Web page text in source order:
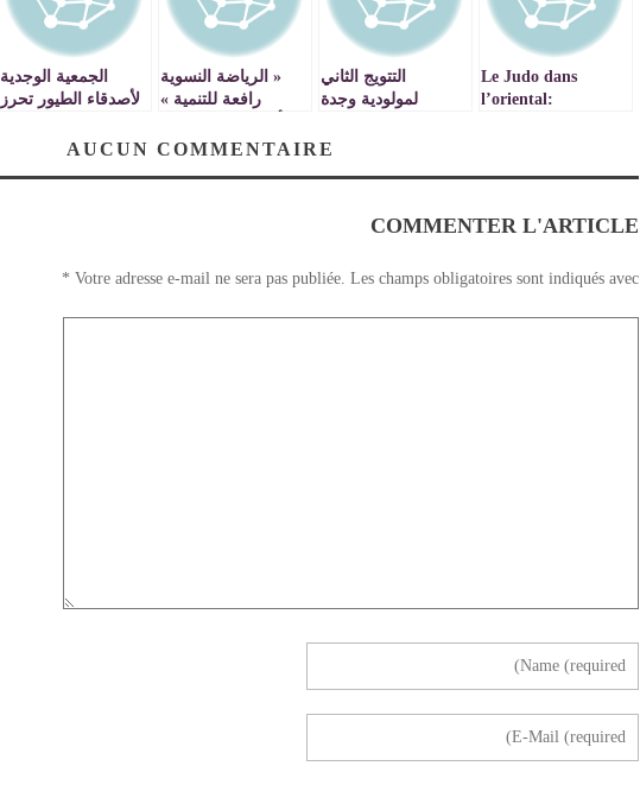
Le Judo dans
l’oriental:
التتويج الثاني
لمولودية وجدة
« الرياضة النسوية
رافعة للتنمية »
يناقشون واقع
الجمعية الوجدية
لأصدقاء الطيور تحرز
لتبريز الطيورAUCUN COMMENTAIRE
COMMENTER L'ARTICLE
Votre adresse e-mail ne sera pas publiée. Les champs obligatoires sont indiqués avec
*